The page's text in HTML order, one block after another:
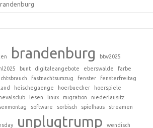
brandenburg
btw2025
bunt digitaleangebote eberswalde
farbe
fastnachtsumzug fenster
fensterfreitag
heischegaenge hoerbuecher
hoerspiele
lesen linux migration
niederlausitz
software sorbisch spielhaus streamen
unplugtrump wendisch